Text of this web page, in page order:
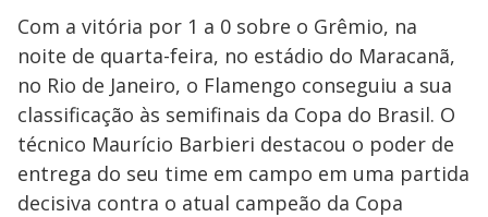
Com a vitória por 1 a 0 sobre o Grêmio, na
noite de quarta-feira, no estádio do Maracanã,
no Rio de Janeiro, o Flamengo conseguiu a sua
classificação às semifinais da Copa do Brasil. O
técnico Maurício Barbieri destacou o poder de
entrega do seu time em campo em uma partida
decisiva contra o atual campeão da Copa